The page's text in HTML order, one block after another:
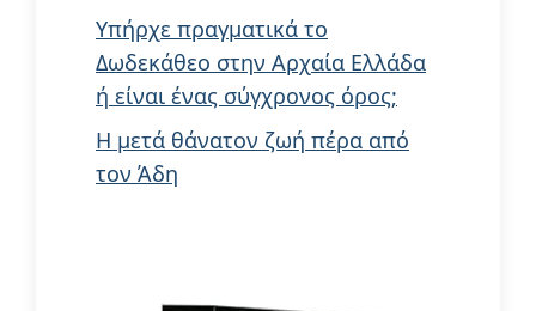
Υπήρχε πραγματικά το
Δωδεκάθεο στην Αρχαία Ελλάδα
ή είναι ένας σύγχρονος όρος;
Η μετά θάνατον ζωή πέρα από
τον Άδη